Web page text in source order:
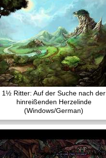
1½ Ritter: Auf der Suche nach der
hinreißenden Herzelinde
(Windows/German)